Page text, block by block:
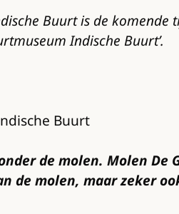
Buurt is de
Indische Buurt’.
Buurt
de molen. Molen
de molen, maar zeker